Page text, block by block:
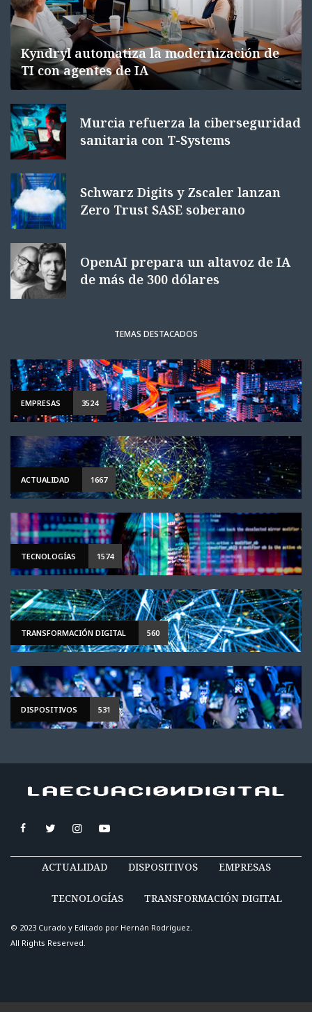
Kyndryl automatiza la modernización de
TI con agentes de IA
Murcia refuerza la ciberseguridad
sanitaria con T-Systems
Schwarz Digits y Zscaler lanzan
Zero Trust SASE soberano
OpenAI prepara un altavoz de IA
de más de 300 dólares
TEMAS DESTACADOS
EMPRESAS 3524
ACTUALIDAD 1667
TECNOLOGÍAS 1574
TRANSFORMACIÓN DIGITAL 560
DISPOSITIVOS 531
ACTUALIDAD DISPOSITIVOS EMPRESAS
TECNOLOGÍAS TRANSFORMACIÓN DIGITAL
© 2023 Curado y Editado por Hernán Rodríguez.
All Rights Reserved.